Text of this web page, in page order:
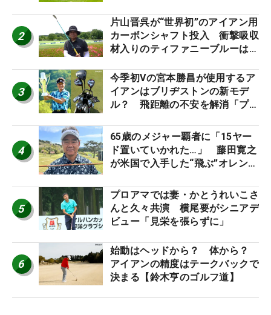
2
片山晋呉が“世界初”のアイアン用
カーボンシャフト投入 衝撃吸収
材入りのティファニーブルーは
3
今季初Vの宮本勝昌が使用するア
イアンはブリヂストンの新モデ
ル？ 飛距離の不安を解消「プラ
4
65歳のメジャー覇者に「15ヤー
ド置いていかれた…」 藤田寛之
が米国で入手した“飛ぶ”オレンジ
5
プロアマでは妻・かとうれいこさ
んと久々共演 横尾要がシニアデ
ビュー「見栄を張らずに」
6
始動はヘッドから？ 体から？
アイアンの精度はテークバックで
決まる【鈴木亨のゴルフ道】